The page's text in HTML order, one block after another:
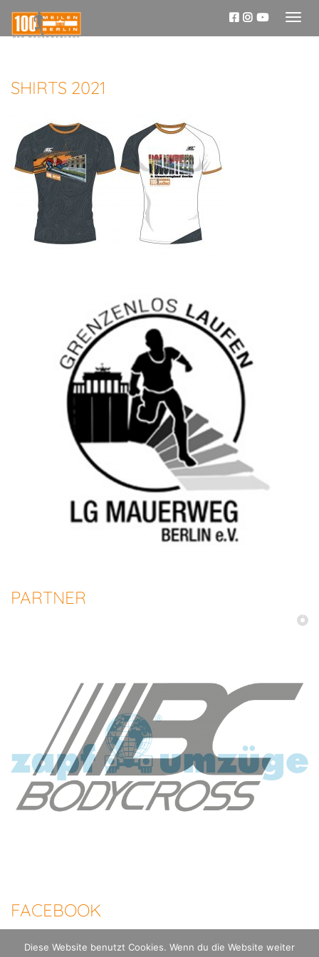
SHIRTS 2021
PARTNER
FACEBOOK
Diese Website benutzt Cookies. Wenn du die Website weiter